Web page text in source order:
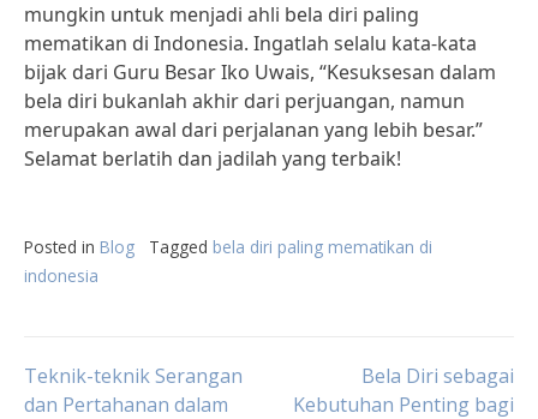
mungkin untuk menjadi ahli bela diri paling
mematikan di Indonesia. Ingatlah selalu kata-kata
bijak dari Guru Besar Iko Uwais, “Kesuksesan dalam
bela diri bukanlah akhir dari perjuangan, namun
merupakan awal dari perjalanan yang lebih besar.”
Selamat berlatih dan jadilah yang terbaik!
Posted in Blog Tagged bela diri paling mematikan di
indonesia
Post
Teknik-teknik Serangan
dan Pertahanan dalam
Bela Diri sebagai
Kebutuhan Penting bagi